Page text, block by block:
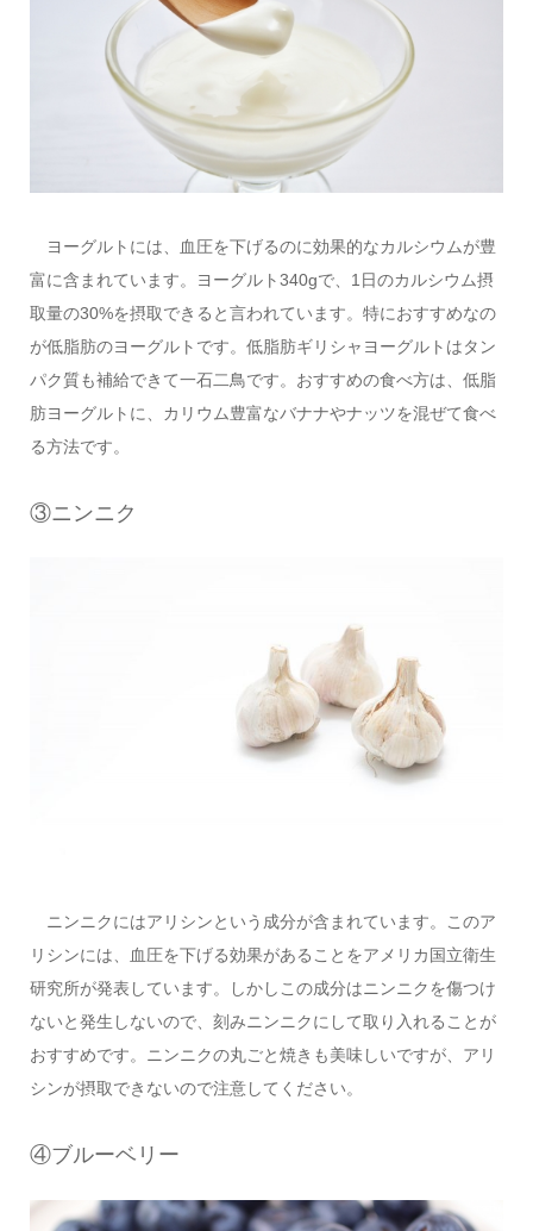
ヨーグルトには、血圧を下げるのに効果的なカルシウムが豊
富に含まれています。ヨーグルト340gで、1日のカルシウム摂
取量の30%を摂取できると言われています。特におすすめなの
が低脂肪のヨーグルトです。低脂肪ギリシャヨーグルトはタン
パク質も補給できて一石二鳥です。おすすめの食べ方は、低脂
肪ヨーグルトに、カリウム豊富なバナナやナッツを混ぜて食べ
る方法です。
③ニンニク
ニンニクにはアリシンという成分が含まれています。このア
リシンには、血圧を下げる効果があることをアメリカ国立衛生
研究所が発表しています。しかしこの成分はニンニクを傷つけ
ないと発生しないので、刻みニンニクにして取り入れることが
おすすめです。ニンニクの丸ごと焼きも美味しいですが、アリ
シンが摂取できないので注意してください。
④ブルーベリー